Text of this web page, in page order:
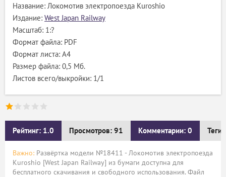
Название: Локомотив электропоезда Kuroshio
Издание: West Japan Railway
Масштаб: 1:?
Формат файла: PDF
Формат листа: А4
Размер файла: 0,5 Мб.
Листов всего/выкройки: 1/1
Рейтинг: 1.0 Просмотров: 91 Комментарии: 0 Теги:
Важно: Развёртка модели №18411 - Локомотив электропоезда
Kuroshio [West Japan Railway] из бумаги доступна для
бесплатного скачивания и свободного использования. Файл